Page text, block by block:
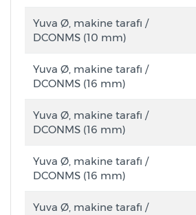
Yuva Ø, makine tarafı /
DCONMS (10 mm)
Yuva Ø, makine tarafı /
DCONMS (16 mm)
Yuva Ø, makine tarafı /
DCONMS (16 mm)
Yuva Ø, makine tarafı /
DCONMS (16 mm)
Yuva Ø, makine tarafı /